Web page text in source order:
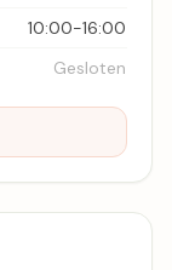
10:00-16:00
Gesloten